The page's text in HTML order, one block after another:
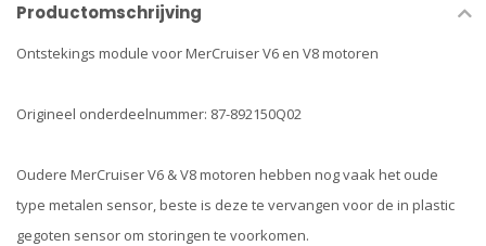
Productomschrijving
Ontstekings module voor MerCruiser V6 en V8 motoren
Origineel onderdeelnummer: 87-892150Q02
Oudere MerCruiser V6 & V8 motoren hebben nog vaak het oude
type metalen sensor, beste is deze te vervangen voor de in plastic
gegoten sensor om storingen te voorkomen.